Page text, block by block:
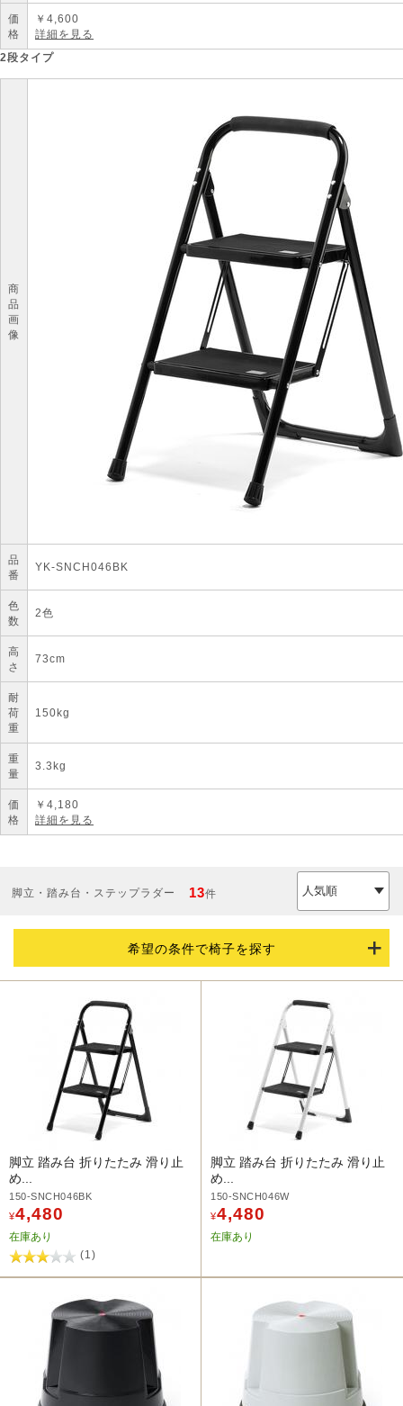
価
格
￥ 4,600
詳細を見る
2段タイプ
商
品
画
像
品
番
YK-SNCH046BK
色
数
2色
高
さ
73cm
耐
荷
重
150kg
重
量
3.3kg
価
格
￥ 4,180
詳細を見る
脚立・踏み台・ステップラダー 13件
希望の条件で椅子を探す
脚立 踏み台 折りたたみ 滑り止
め...
150-SNCH046BK
¥4,480
在庫あり
(1)
脚立 踏み台 折りたたみ 滑り止
め...
150-SNCH046W
¥4,480
在庫あり